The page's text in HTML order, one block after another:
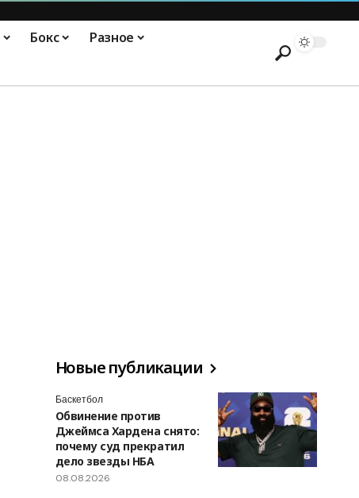
Бокс Разное
Новые публикации
Баскетбол
Обвинение против
Джеймса Хардена снято:
почему суд прекратил
дело звезды НБА
08.08.2026